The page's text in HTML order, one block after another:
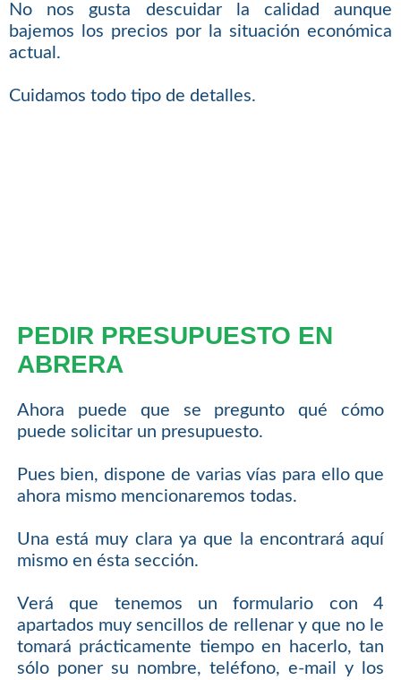
No nos gusta descuidar la calidad aunque
bajemos los precios por la situación económica
actual.
Cuidamos todo tipo de detalles.
PEDIR PRESUPUESTO EN
ABRERA
Ahora puede que se pregunto qué cómo
puede solicitar un presupuesto.
Pues bien, dispone de varias vías para ello que
ahora mismo mencionaremos todas.
Una está muy clara ya que la encontrará aquí
mismo en ésta sección.
Verá que tenemos un formulario con 4
apartados muy sencillos de rellenar y que no le
tomará prácticamente tiempo en hacerlo, tan
sólo poner su nombre, teléfono, e-mail y los